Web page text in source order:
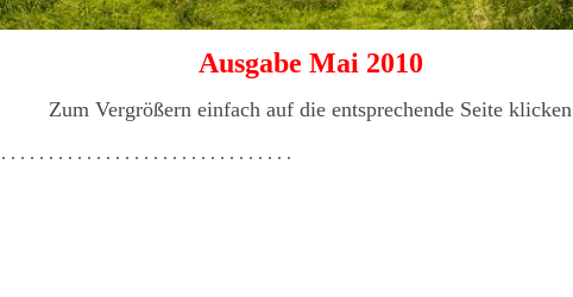
Ausgabe Mai 2010
Zum Vergrößern einfach auf die entsprechende Seite klicken